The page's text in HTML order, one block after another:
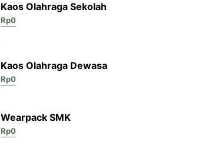
Kaos Olahraga Sekolah
Rp0
Kaos Olahraga Dewasa
Rp0
Wearpack SMK
Rp0